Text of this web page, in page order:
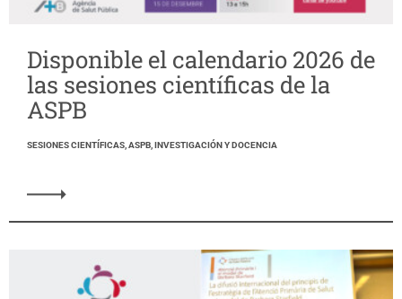
Disponible el calendario 2026 de
las sesiones científicas de la
ASPB
SESIONES CIENTÍFICAS, ASPB, INVESTIGACIÓN Y DOCENCIA